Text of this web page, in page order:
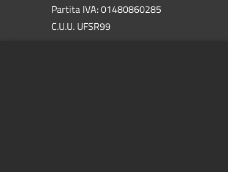
Partita IVA: 01480860285
C.U.U. UFSR99